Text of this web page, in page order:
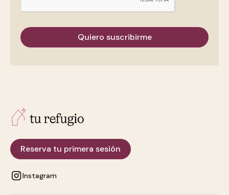
Reserva tu primera sesión
Instagram